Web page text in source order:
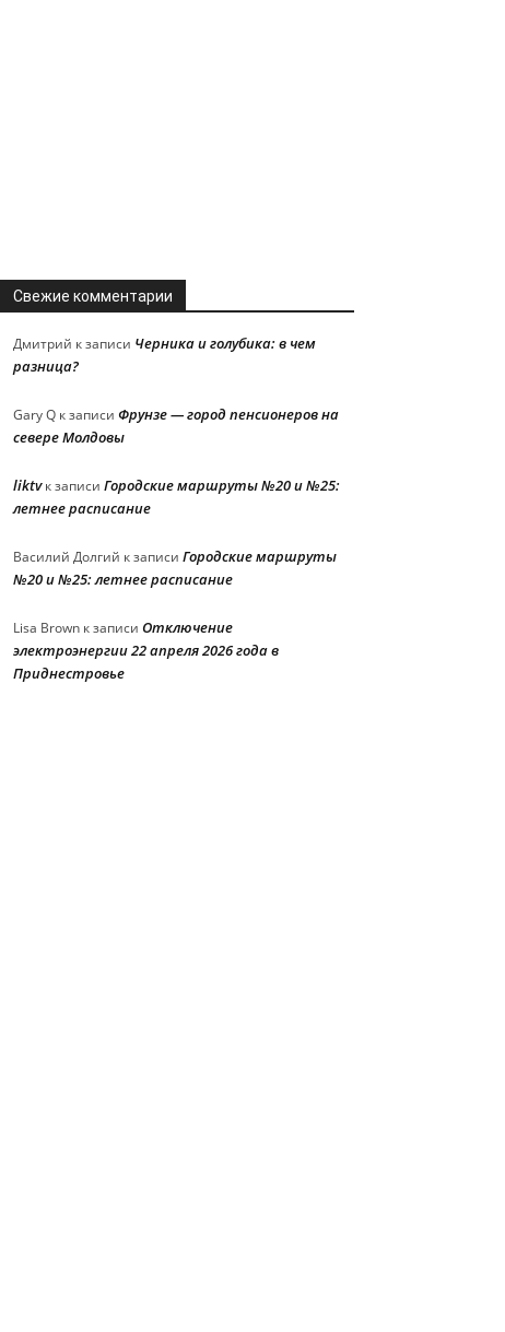
Свежие комментарии
Дмитрий к записи Черника и голубика: в чем
разница?
Gary Q к записи Фрунзе — город пенсионеров на
севере Молдовы
liktvк записи Городские маршруты №20 и №25:
летнее расписание
Василий Долгий к записи Городские маршруты
№20 и №25: летнее расписание
Lisa Brown к записи Отключение
электроэнергии 22 апреля 2026 года в
Приднестровье